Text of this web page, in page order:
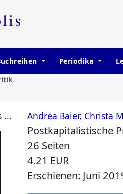
Periodika
... Andrea Baier, Christa
Postkapitalistische
26 Seiten
4.21 EUR
Erschienen: Juni